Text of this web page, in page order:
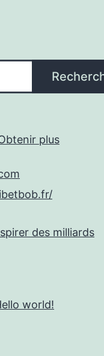
plus
des milliards
world!